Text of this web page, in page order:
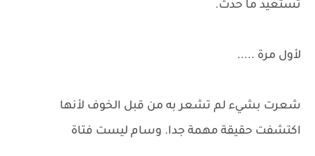
تستعيد ما حدث.
لأول مرة .....
شعرت بشيء لم تشعر به من قبل الخوف لأنها
اكتشفت حقيقة مهمة جدا. وسام ليست فتاة